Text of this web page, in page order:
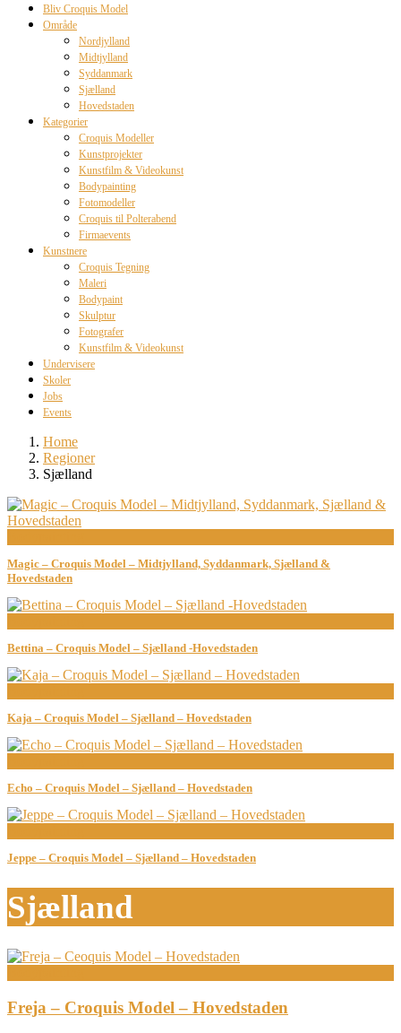
Bliv Croquis Model
Område
Nordjylland
Midtjylland
Syddanmark
Sjælland
Hovedstaden
Kategorier
Croquis Modeller
Kunstprojekter
Kunstfilm & Videokunst
Bodypainting
Fotomodeller
Croquis til Polterabend
Firmaevents
Kunstnere
Croquis Tegning
Maleri
Bodypaint
Skulptur
Fotografer
Kunstfilm & Videokunst
Undervisere
Skoler
Jobs
Events
Home
Regioner
Sjælland
Magic – Croquis Model – Midtjylland, Syddanmark, Sjælland &
Hovedstaden
Bettina – Croquis Model – Sjælland -Hovedstaden
Kaja – Croquis Model – Sjælland – Hovedstaden
Echo – Croquis Model – Sjælland – Hovedstaden
Jeppe – Croquis Model – Sjælland – Hovedstaden
Sjælland
Freja – Croquis Model – Hovedstaden